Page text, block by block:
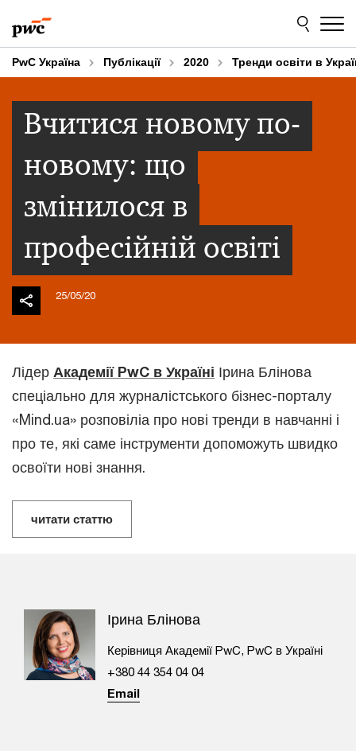
to
content
to
footer
PwC Україна Публікації 2020 Тренди освіти в
Вчитися новому по-
новому: що
змінилося в
професійній освіті
25/05/20
Лідер Академії PwC в Україні Ірина Блінова
спеціально для журналістського бізнес-порталу
«Mind.ua» розповіліа про нові тренди в навчанні і
про те, які саме інструменти допоможуть швидко
освоїти нові знання.
читати статтю
Ірина Блінова
Керівниця Академії PwC, PwC в Україні
+380 44 354 04 04
Email